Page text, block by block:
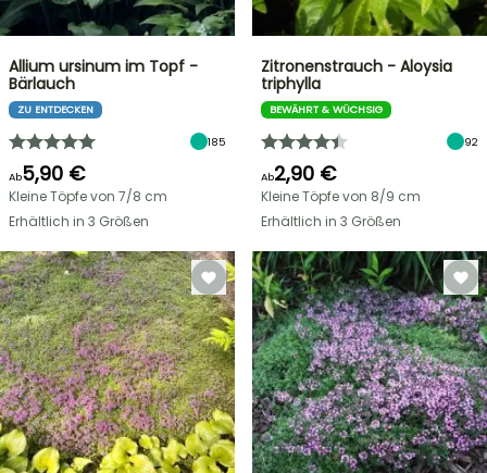
Allium ursinum im Topf -
Bärlauch
ZU ENTDECKEN
185
Ab5,90 €
Kleine Töpfe von 7/8 cm
Erhältlich in 3 Größen
Zitronenstrauch - Aloysia
triphylla
BEWÄHRT & WÜCHSIG
92
Ab2,90 €
Kleine Töpfe von 8/9 cm
Erhältlich in 3 Größen